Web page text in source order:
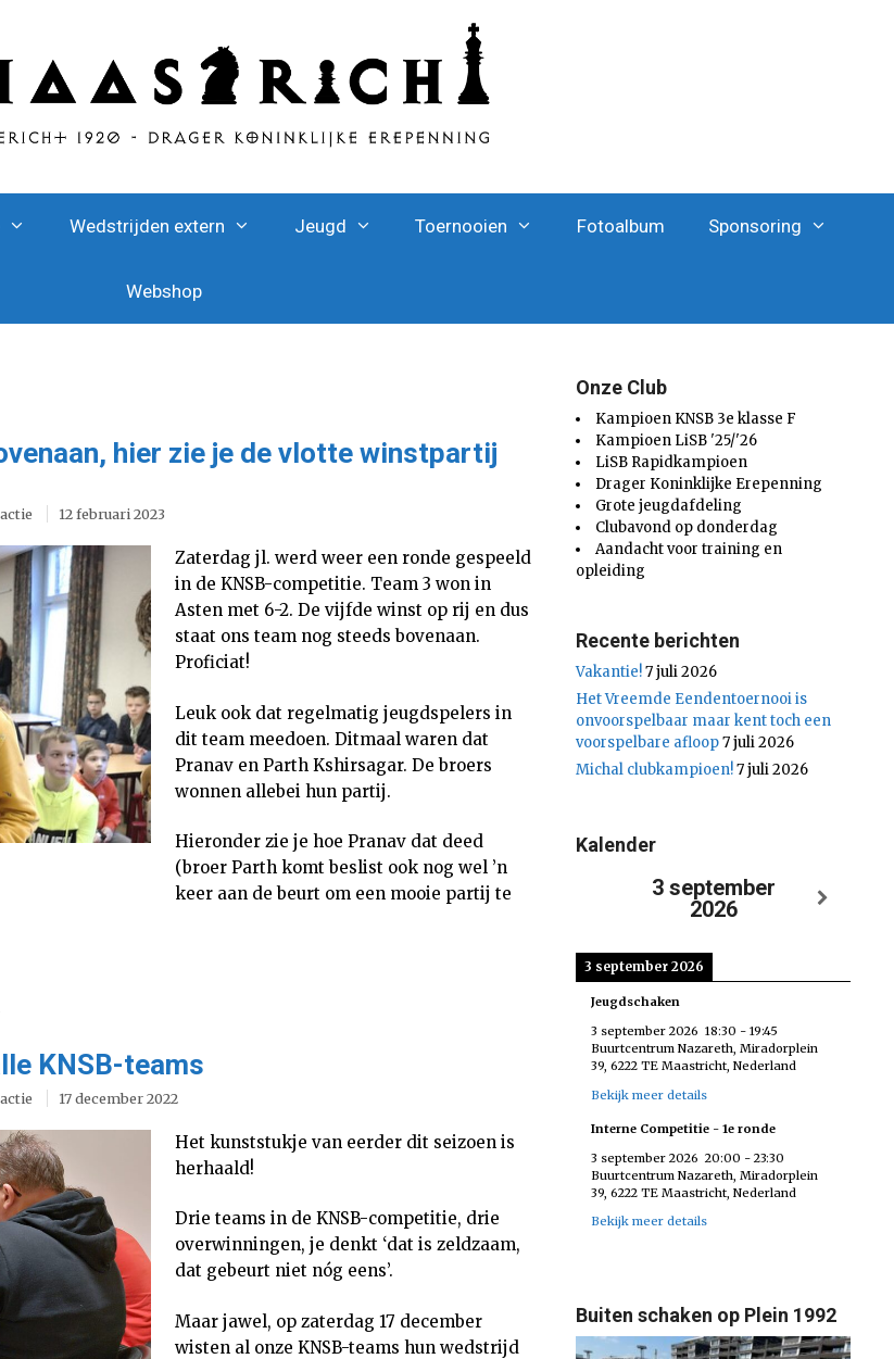
Wedstrijden extern Jeugd Toernooien Fotoalbum Sponsoring
Webshop
hier zie je de vlotte winstpartij
12 februari 2023
Zaterdag jl. werd weer een ronde gespeeld
in de KNSB-competitie. Team 3 won in
Asten met 6-2. De vijfde winst op rij en dus
staat ons team nog steeds bovenaan.
Proficiat!
Leuk ook dat regelmatig jeugdspelers in
dit team meedoen. Ditmaal waren dat
Pranav en Parth Kshirsagar. De broers
wonnen allebei hun partij.
Hieronder zie je hoe Pranav dat deed
(broer Parth komt beslist ook nog wel ’n
keer aan de beurt om een mooie partij te
KNSB-teams
17 december 2022
Het kunststukje van eerder dit seizoen is
herhaald!
Drie teams in de KNSB-competitie, drie
overwinningen, je denkt ‘dat is zeldzaam,
dat gebeurt niet nóg eens’.
Maar jawel, op zaterdag 17 december
wisten al onze KNSB-teams hun wedstrijd
Onze Club
Kampioen KNSB 3e klasse F
Kampioen LiSB '25/'26
LiSB Rapidkampioen
Drager Koninklijke Erepenning
Grote jeugdafdeling
Clubavond op donderdag
Aandacht voor training en
opleiding
Recente berichten
Vakantie!7 juli 2026
Het Vreemde Eendentoernooi is
onvoorspelbaar maar kent toch een
voorspelbare afloop7 juli 2026
Michal clubkampioen!7 juli 2026
Kalender
3 september
2026
3 september 2026
Jeugdschaken
3 september 2026 18:30 -19:45
Buurtcentrum Nazareth, Miradorplein
39, 6222 TE Maastricht, Nederland
Bekijk meer details
Interne Competitie - 1e ronde
3 september 2026 20:00 -23:30
Buurtcentrum Nazareth, Miradorplein
39, 6222 TE Maastricht, Nederland
Bekijk meer details
Buiten schaken op Plein 1992